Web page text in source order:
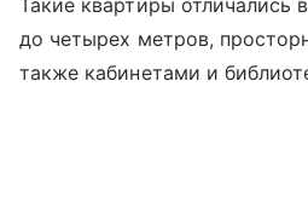
до четырех метров,
также кабинетами и